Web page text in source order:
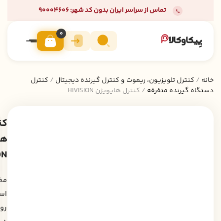
تماس از سراسر ایران بدون کد شهر: 90004606
0
خانه / کنترل تلویزیون، ریموت و کنترل گیرنده دیجیتال / کنترل
دستگاه گیرنده متفرقه / کنترل هایویژن HIVISION